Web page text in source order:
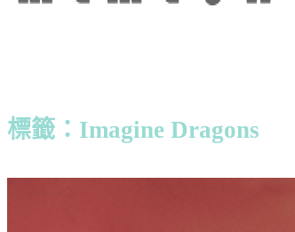
標籤：Imagine Dragons